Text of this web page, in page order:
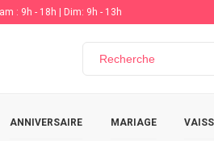
: 9h - 18h | Dim: 9h - 13h
ANNIVERSAIRE MARIAGE